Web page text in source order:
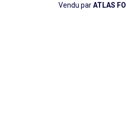
Vendu parATLAS